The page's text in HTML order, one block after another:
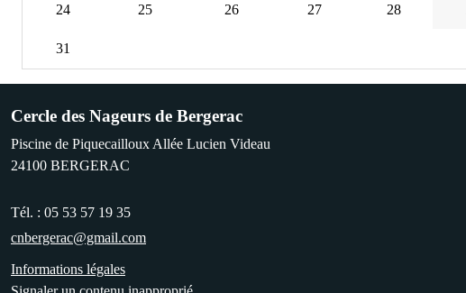
24 25 26 27 28
31
Cercle des Nageurs de Bergerac
Piscine de Piquecailloux Allée Lucien Videau
24100 BERGERAC
Tél. : 05 53 57 19 35
cnbergerac@gmail.com
Informations légales